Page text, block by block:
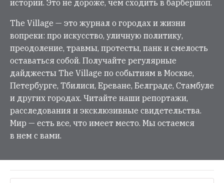
истории. Это не дороже, чем сходить в барбершоп.
The Village — это журнал о городах и жизни
вопреки: про искусство, уличную политику,
преодоление, травмы, протесты, панк и смелость
оставаться собой. Получайте регулярные
дайджесты The Village по событиям в Москве,
Петербурге, Тбилиси, Ереване, Белграде, Стамбуле
и других городах. Читайте наши репортажи,
расследования и эксклюзивные свидетельства.
Мир — есть все, что имеет место. Мы остаемся
в нем с вами.